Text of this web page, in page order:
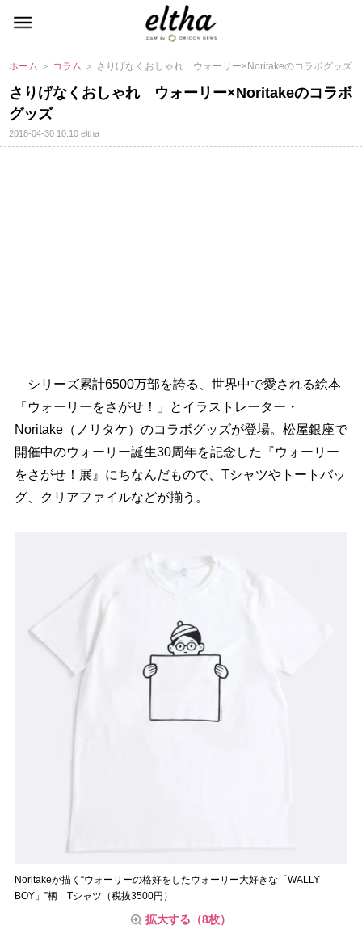
ホーム ＞ コラム ＞ さりげなくおしゃれ ウォーリー×Noritakeのコラボグッズ
さりげなくおしゃれ ウォーリー×Noritakeのコラボ
グッズ
2018-04-30 10:10eltha
シリーズ累計6500万部を誇る、世界中で愛される絵本
「ウォーリーをさがせ！」とイラストレーター・
Noritake（ノリタケ）のコラボグッズが登場。松屋銀座で
開催中のウォーリー誕生30周年を記念した『ウォーリー
をさがせ！展』にちなんだもので、Tシャツやトートバッ
グ、クリアファイルなどが揃う。
Noritakeが描く“ウォーリーの格好をしたウォーリー大好きな「WALLY
BOY」”柄 Tシャツ（税抜3500円）
拡大する（8枚）